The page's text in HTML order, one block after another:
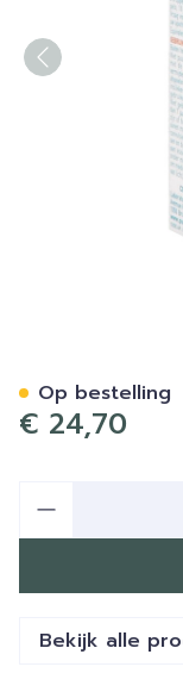
€ 24,70
Op bestelling
Bekijk alle